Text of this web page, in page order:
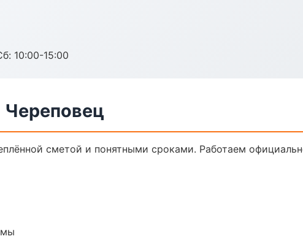
10:00-15:00
сметой и понятными сроками. Работаем